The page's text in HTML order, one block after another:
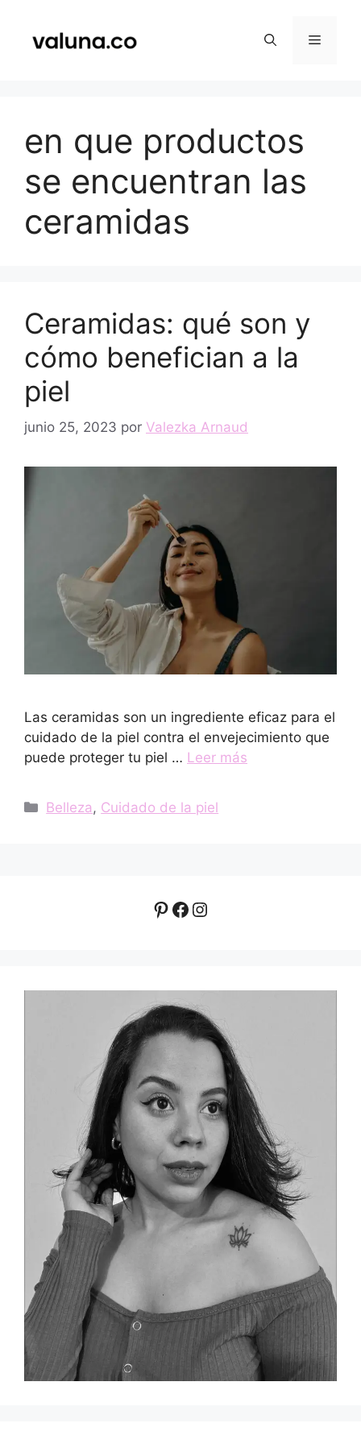
contenido
Menú
en que productos
se encuentran las
ceramidas
Ceramidas: qué son y
cómo benefician a la
piel
junio 25, 2023 por Valezka Arnaud
Las ceramidas son un ingrediente eficaz para el
cuidado de la piel contra el envejecimiento que
puede proteger tu piel … Leer más
Categorías
Belleza, Cuidado de la piel
Pinterest
Facebook
Instagram